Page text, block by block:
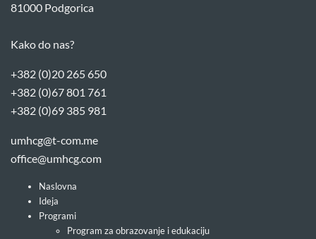
81000 Podgorica
Kako do nas?
+382 (0)20 265 650
+382 (0)67 801 761
+382 (0)69 385 981
umhcg@t-com.me
office@umhcg.com
Naslovna
Ideja
Programi
Program za obrazovanje i edukaciju